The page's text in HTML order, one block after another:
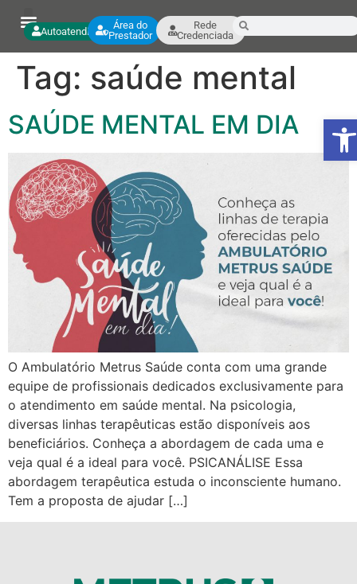
AutoatendimentoÁrea do
Prestador
Rede
Credenciada
Tag: saúde mental
SAÚDE MENTAL EM DIA
O Ambulatório Metrus Saúde conta com uma grande
equipe de profissionais dedicados exclusivamente para
o atendimento em saúde mental. Na psicologia,
diversas linhas terapêuticas estão disponíveis aos
beneficiários. Conheça a abordagem de cada uma e
veja qual é a ideal para você. PSICANÁLISE Essa
abordagem terapêutica estuda o inconsciente humano.
Tem a proposta de ajudar […]